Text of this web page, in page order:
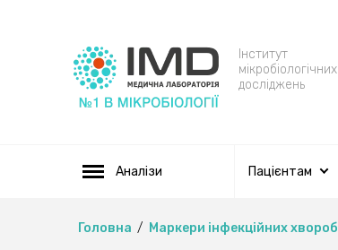
Інститут
мікробіологічних
досліджень
Аналізи Пацієнтам
Головна Маркери інфекційних хвороб